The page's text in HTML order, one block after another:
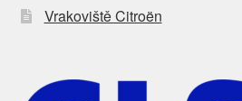
Vrakoviště Citroën